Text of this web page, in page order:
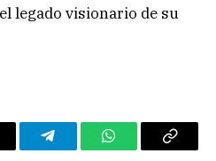
legado visionario de su
TelegramWhatsAppCopy